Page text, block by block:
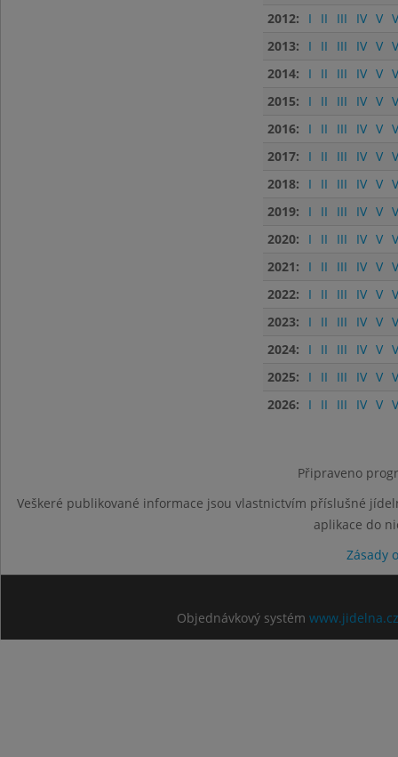
2012:
I II III IV V
2013:
I II III IV V
2014:
I II III IV V
2015:
I II III IV V
2016:
I II III IV V
2017:
I II III IV V
2018:
I II III IV V
2019:
I II III IV V
2020:
I II III IV V
2021:
I II III IV V
2022:
I II III IV V
2023:
I II III IV V
2024:
I II III IV V
2025:
I II III IV V
2026:
I II III IV V
Připraveno
Veškeré publikované informace jsou vlastnictvím příslušné
aplikace do
Zásady
Objednávkový systém www.jidelna.cz